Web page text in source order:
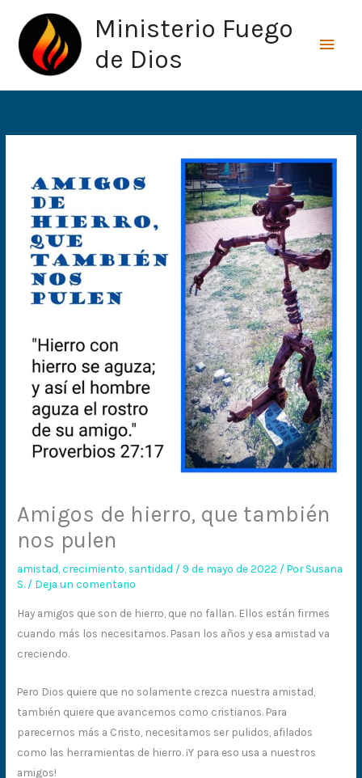
contenido
Ministerio Fuego
de Dios
Amigos de hierro, que también
nos pulen
amistad,crecimiento, santidad /9 de mayo de 2022 / PorSusana
S. / Deja un comentario
Hay amigos que son de hierro, que no fallan. Ellos están firmes
cuando más los necesitamos. Pasan los años y esa amistad va
creciendo.
Pero Dios quiere que no solamente crezca nuestra amistad,
también quiere que avancemos como cristianos. Para
parecernos más a Cristo, necesitamos ser pulidos, afilados
como las herramientas de hierro. ¡Y para eso usa a nuestros
amigos!